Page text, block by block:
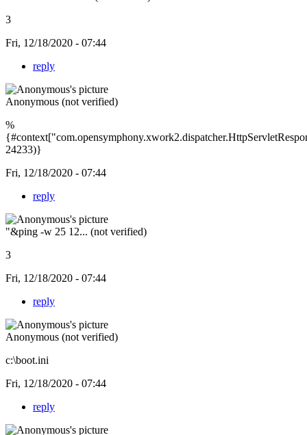
3
Fri, 12/18/2020 - 07:44
reply
Anonymous (not verified)
%
24233)}
Fri, 12/18/2020 - 07:44
reply
"&ping -w 25 12... (not verified)
3
Fri, 12/18/2020 - 07:44
reply
Anonymous (not verified)
c:\boot.ini
Fri, 12/18/2020 - 07:44
reply